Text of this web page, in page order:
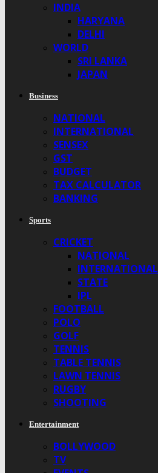
INDIA
HARYANA
DELHI
WORLD
SRI LANKA
JAPAN
Business
NATIONAL
INTERNATIONAL
SENSEX
GST
BUDGET
TAX CALCULATOR
BANKING
Sports
CRICKET
NATIONAL
INTERNATIONAL
STATE
IPL
FOOTBALL
POLO
GOLF
TENNIS
TABLE TENNIS
LAWN TENNIS
RUGBY
SHOOTING
Entertainment
BOLLYWOOD
TV